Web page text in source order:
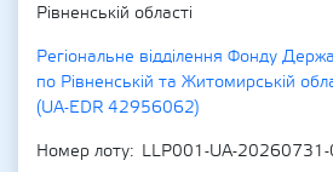
Рівненській області
Регіональне відділення Фонду
по Рівненській та Житомирській
(UA-EDR 42956062)
Номер лоту
LLP001-UA-